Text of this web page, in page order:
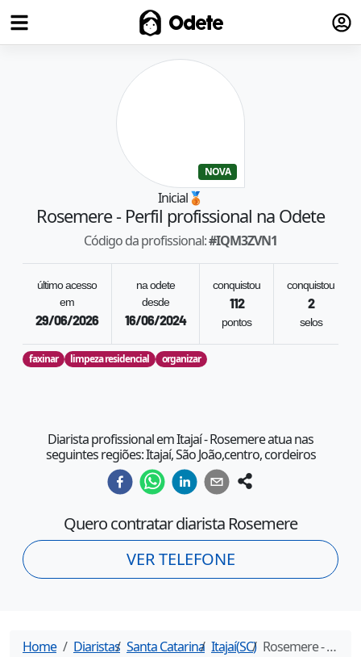
Odete
NOVA
Inicial🥉
Rosemere- Perfil profissional na Odete
Código da profissional:#IQM3ZVN1
último acesso
em
29/06/2026
na odete
desde
16/06/2024
conquistou
112
pontos
conquistou
2
selos
faxinar limpeza residencial organizar
Diarista profissional em Itajaí - Rosemere atua nas
seguintes regiões: Itajaí, São João,centro, cordeiros
Quero contratar diarista Rosemere
VER TELEFONE
Home Diaristas Santa Catarina Itajaí(SC) Rosemere- Diarista em